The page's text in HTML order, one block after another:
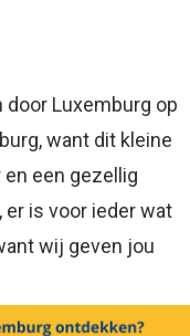
door Luxemburg op
want dit kleine
een gezellig
is voor ieder wat
wij geven jou